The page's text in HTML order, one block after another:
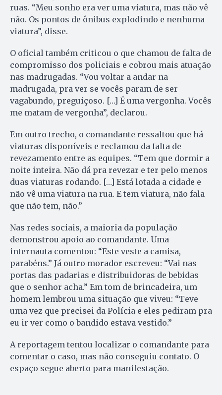
ruas. “Meu sonho era ver uma viatura, mas não vê
não. Os pontos de ônibus explodindo e nenhuma
viatura”, disse.
O oficial também criticou o que chamou de falta de
compromisso dos policiais e cobrou mais atuação
nas madrugadas. “Vou voltar a andar na
madrugada, pra ver se vocês param de ser
vagabundo, preguiçoso. […] É uma vergonha. Vocês
me matam de vergonha”, declarou.
Em outro trecho, o comandante ressaltou que há
viaturas disponíveis e reclamou da falta de
revezamento entre as equipes. “Tem que dormir a
noite inteira. Não dá pra revezar e ter pelo menos
duas viaturas rodando. […] Está lotada a cidade e
não vê uma viatura na rua. E tem viatura, não fala
que não tem, não.”
Nas redes sociais, a maioria da população
demonstrou apoio ao comandante. Uma
internauta comentou: “Este veste a camisa,
parabéns.” Já outro morador escreveu: “Vai nas
portas das padarias e distribuidoras de bebidas
que o senhor acha.” Em tom de brincadeira, um
homem lembrou uma situação que viveu: “Teve
uma vez que precisei da Polícia e eles pediram pra
eu ir ver como o bandido estava vestido.”
A reportagem tentou localizar o comandante para
comentar o caso, mas não conseguiu contato. O
espaço segue aberto para manifestação.